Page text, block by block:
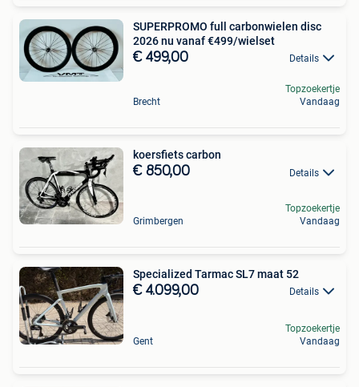
SUPERPROMO full carbonwielen disc
2026 nu vanaf €499/wielset
€ 499,00 Details
Brecht
Topzoekertje
Vandaag
koersfiets carbon
€ 850,00 Details
Grimbergen
Topzoekertje
Vandaag
Specialized Tarmac SL7 maat 52
€ 4.099,00 Details
Gent
Topzoekertje
Vandaag